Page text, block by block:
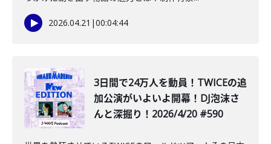
2026.04.21 |00:04:44
️3日間で24万人を動員！TWICEの追
加公演がいよいよ開幕！DJ泡沫さ
んと深掘り！2026/4/20 #590